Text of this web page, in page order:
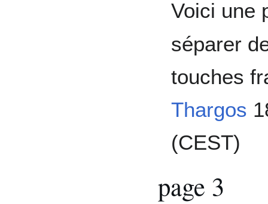
Voici une
séparer
touches
Thargos
(CEST)
page 3